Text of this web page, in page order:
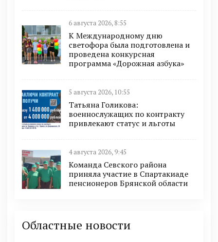
6 августа 2026, 8:55
К Международному дню
светофора была подготовлена и
проведена конкурсная
программа «Дорожная азбука»
5 августа 2026, 10:55
Татьяна Голикова:
военнослужащих по контракту
привлекают статус и льготы
4 августа 2026, 9:45
Команда Севского района
приняла участие в Спартакиаде
пенсионеров Брянской области
Областные новости